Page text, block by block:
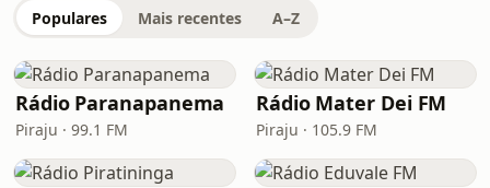
Populares Mais recentes A–Z
Rádio Paranapanema
Piraju · 99.1 FM
Rádio Mater Dei FM
Piraju · 105.9 FM